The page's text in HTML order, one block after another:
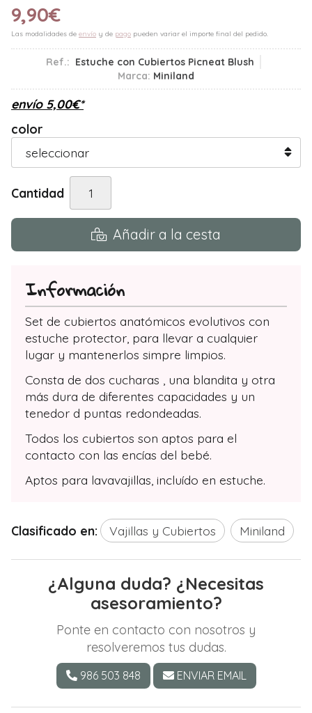
9,90€
Las modalidades de envío y de pago pueden variar el importe final del pedido.
Ref.: Estuche con Cubiertos Picneat Blush
Marca: Miniland
envío 5,00€*
color
Cantidad
Añadir a la cesta
Información
Set de cubiertos anatómicos evolutivos con
estuche protector, para llevar a cualquier
lugar y mantenerlos simpre limpios.
Consta de dos cucharas , una blandita y otra
más dura de diferentes capacidades y un
tenedor d puntas redondeadas.
Todos los cubiertos son aptos para el
contacto con las encías del bebé.
Aptos para lavavajillas, incluído en estuche.
Clasificado en: Vajillas y Cubiertos Miniland
¿Alguna duda? ¿Necesitas
asesoramiento?
Ponte en contacto con nosotros y
resolveremos tus dudas.
986 503 848 ENVIAR EMAIL